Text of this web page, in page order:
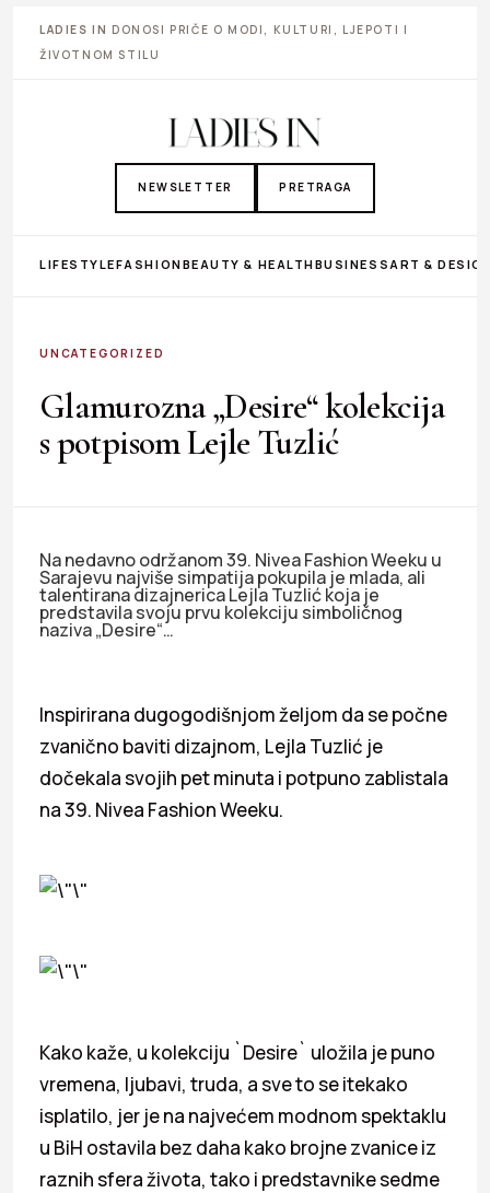
LADIES IN DONOSI PRIČE O MODI, KULTURI, LJEPOTI I
ŽIVOTNOM STILU
NEWSLETTER PRETRAGA
LIFESTYLEFASHIONBEAUTY & HEALTHBUSINESS ART &
UNCATEGORIZED
Glamurozna „Desire“ kolekcija
s potpisom Lejle Tuzlić
Na nedavno održanom 39. Nivea Fashion Weeku u
Sarajevu najviše simpatija pokupila je mlada, ali
talentirana dizajnerica Lejla Tuzlić koja je
predstavila svoju prvu kolekciju simboličnog
naziva „Desire“…
Inspirirana dugogodišnjom željom da se počne
zvanično baviti dizajnom, Lejla Tuzlić je
dočekala svojih pet minuta i potpuno zablistala
na 39. Nivea Fashion Weeku.
Kako kaže, u kolekciju `Desire` uložila je puno
vremena, ljubavi, truda, a sve to se itekako
isplatilo, jer je na najvećem modnom spektaklu
u BiH ostavila bez daha kako brojne zvanice iz
raznih sfera života, tako i predstavnike sedme